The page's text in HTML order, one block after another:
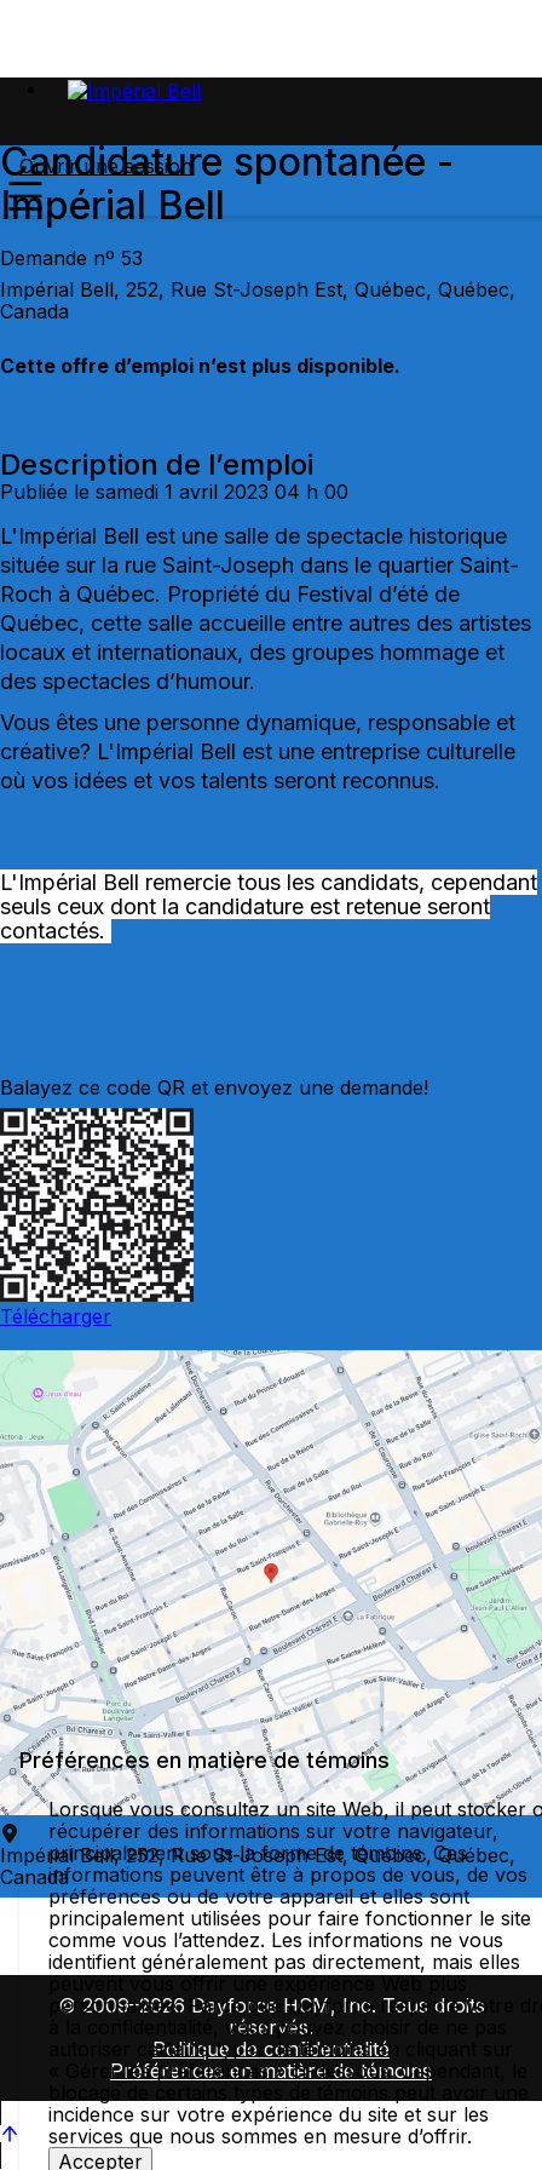
Ouvrir une session
Candidature spontanée -
Impérial Bell
Demande nº 53
Impérial Bell, 252, Rue St-Joseph Est, Québec, Québec,
Canada
Cette offre d’emploi n’est plus disponible.
Description de l’emploi
Publiée le samedi 1 avril 2023 04 h 00
L'Impérial Bell est une salle de spectacle historique
située sur la rue Saint-Joseph dans le quartier Saint-
Roch à Québec. Propriété du Festival d’été de
Québec, cette salle accueille entre autres des artistes
locaux et internationaux, des groupes hommage et
des spectacles d’humour.
Vous êtes une personne dynamique, responsable et
créative? L'Impérial Bell est une entreprise culturelle
où vos idées et vos talents seront reconnus.
L'Impérial Bell remercie tous les candidats, cependant
seuls ceux dont la candidature est retenue seront
contactés.
Balayez ce code QR et envoyez une demande!
Télécharger
Impérial Bell, 252, Rue St-Joseph Est, Québec, Québec,
Canada
© 2009–2026 Dayforce HCM, Inc. Tous droits
réservés.
Politique de confidentialité
Préférences en matière de témoins
Préférences en matière de témoins
Lorsque vous consultez un site Web, il peut stocker
récupérer des informations sur votre navigateur,
principalement sous la forme de témoins. Ces
informations peuvent être à propos de vous, de vos
préférences ou de votre appareil et elles sont
principalement utilisées pour faire fonctionner le site
comme vous l’attendez. Les informations ne vous
identifient généralement pas directement, mais elles
personnalisée. Parce que Dayforce respecte votre
à la confidentialité, vous pouvez choisir de ne pas
autoriser certains types de témoins en cliquant sur
« Gérer les préférences » ci-dessous. Cependant, le
incidence sur votre expérience du site et sur les
services que nous sommes en mesure d’offrir.
Accepter